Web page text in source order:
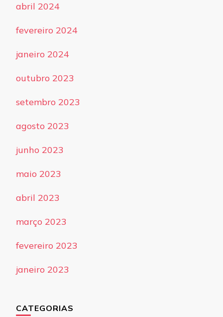
abril 2024
fevereiro 2024
janeiro 2024
outubro 2023
setembro 2023
agosto 2023
junho 2023
maio 2023
abril 2023
março 2023
fevereiro 2023
janeiro 2023
CATEGORIAS